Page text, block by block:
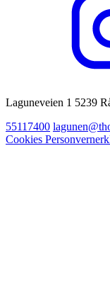
Laguneveien 1 5239
55117400
Cookies